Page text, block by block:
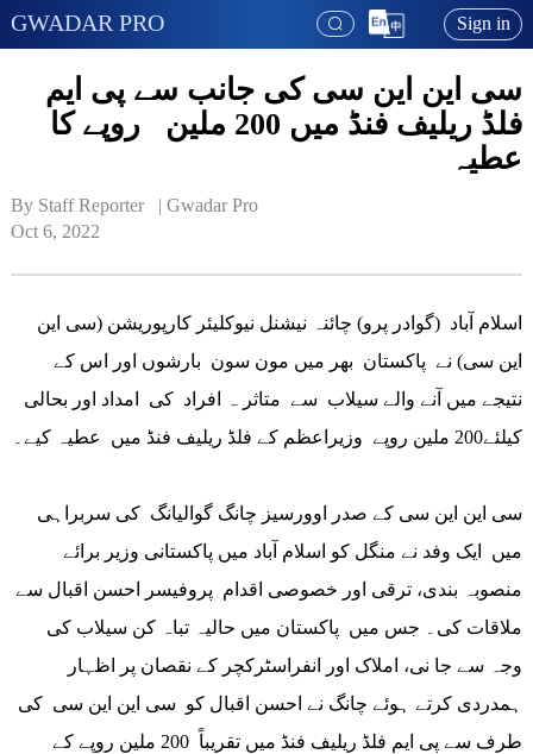
GWADAR PRO Sign in
سی این این سی کی جانب سے پی ایم
فلڈ ریلیف فنڈ میں 200 ملین روپے کا
عطیہ
By Staff Reporter   | Gwadar Pro
Oct 6, 2022
اسلام آباد (گوادر پرو) چائنہ نیشنل نیوکلیئر کارپوریشن (سی این
این سی) نے پاکستان بھر میں مون سون بارشوں اور اس کے
نتیجے میں آنے والے سیلاب سے متاثر ہ افراد کی امداد اور بحالی
کیلئے200 ملین روپے وزیراعظم کے فلڈ ریلیف فنڈ میں عطیہ کیے۔
سی این این سی کے صدر اوورسیز چانگ گوالیانگ کی سربراہی
میں ایک وفد نے منگل کو اسلام آباد میں پاکستانی وزیر برائے
منصوبہ بندی، ترقی اور خصوصی اقدام پروفیسر احسن اقبال سے
ملاقات کی۔ جس میں پاکستان میں حالیہ تباہ کن سیلاب کی
وجہ سے جا نی، املاک اور انفراسٹرکچر کے نقصان پر اظہار
ہمدردی کرتے ہوئے چانگ نے احسن اقبال کو سی این این سی کی
طرف سے پی ایم فلڈ ریلیف فنڈ میں تقریباً 200 ملین روپے کے